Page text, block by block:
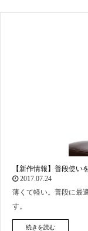
【新作情報】普段使い
2017.07.24
薄くて軽い。普段に最
す。
続きを読む